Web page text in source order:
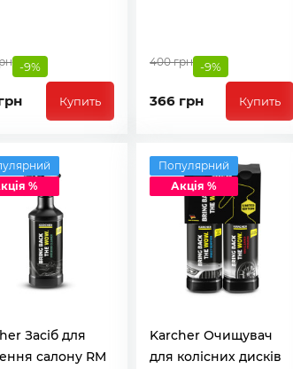
-9%
Купить
400 грн -9%
366 грн Купить
%
Засіб для
салону RM
Популярний
Акція %
Karcher Очищувач
для колісних дисків